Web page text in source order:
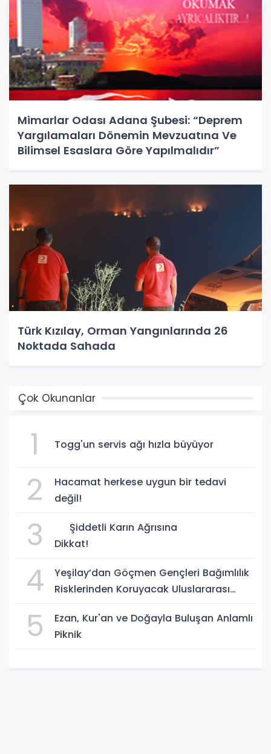
Mimarlar Odası Adana Şubesi: “Deprem
Yargılamaları Dönemin Mevzuatına Ve
Bilimsel Esaslara Göre Yapılmalıdır”
Türk Kızılay, Orman Yangınlarında 26
Noktada Sahada
Çok Okunanlar
1 Togg'un servis ağı hızla büyüyor
2
Hacamat herkese uygun bir tedavi
değil!
3
Şiddetli Karın Ağrısına
Dikkat!
4
Yeşilay’dan Göçmen Gençleri Bağımlılık
Risklerinden Koruyacak Uluslararası
5
Ezan, Kur'an ve Doğayla Buluşan Anlamlı
Piknik